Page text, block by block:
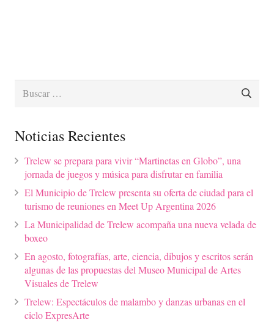
Buscar:
Noticias Recientes
Trelew se prepara para vivir “Martinetas en Globo”, una
jornada de juegos y música para disfrutar en familia
El Municipio de Trelew presenta su oferta de ciudad para el
turismo de reuniones en Meet Up Argentina 2026
La Municipalidad de Trelew acompaña una nueva velada de
boxeo
En agosto, fotografías, arte, ciencia, dibujos y escritos serán
algunas de las propuestas del Museo Municipal de Artes
Visuales de Trelew
Trelew: Espectáculos de malambo y danzas urbanas en el
ciclo ExpresArte